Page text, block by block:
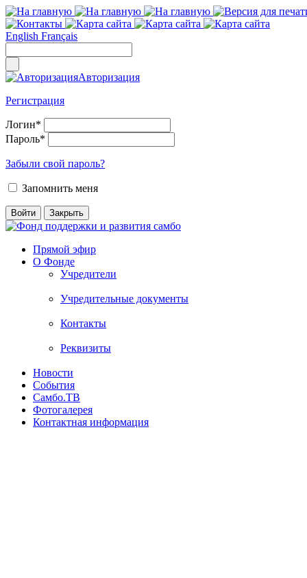
English Français
Авторизация
Регистрация
Логин*
Пароль*
Забыли свой пароль?
Запомнить меня
Прямой эфир
О Фонде
Учредители
Учредительные документы
Контакты
Реквизиты
Новости
События
Самбо.ТВ
Фотогалерея
Контактная информация